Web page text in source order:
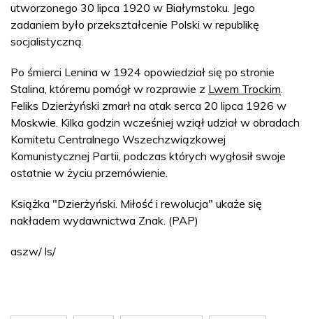
utworzonego 30 lipca 1920 w Białymstoku. Jego
zadaniem było przekształcenie Polski w republikę
socjalistyczną.
Po śmierci Lenina w 1924 opowiedział się po stronie
Stalina, któremu pomógł w rozprawie z Lwem Trockim.
Feliks Dzierżyński zmarł na atak serca 20 lipca 1926 w
Moskwie. Kilka godzin wcześniej wziął udział w obradach
Komitetu Centralnego Wszechzwiązkowej
Komunistycznej Partii, podczas których wygłosił swoje
ostatnie w życiu przemówienie.
Książka "Dzierżyński. Miłość i rewolucja" ukaże się
nakładem wydawnictwa Znak. (PAP)
aszw/ ls/